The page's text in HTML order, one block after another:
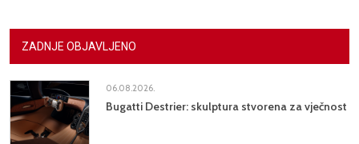
ZADNJE OBJAVLJENO
06.08.2026.
Bugatti Destrier: skulptura stvorena za vječnost